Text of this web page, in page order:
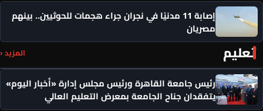
إصابة 11 مدنيًا في نجران جراء هجمات للحوثيين.. بينهم
مصريان
تعليم المزيد ‹
رئيس جامعة القاهرة ورئيس مجلس إدارة «أخبار اليوم»
يتفقدان جناح الجامعة بمعرض التعليم العالي